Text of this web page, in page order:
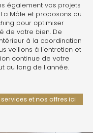
également vos projets
Môle et proposons du
pour optimiser
de votre bien. De
à la coordination
veillons à l'entretien et
continue de votre
au long de l'année.
et nos offres ici